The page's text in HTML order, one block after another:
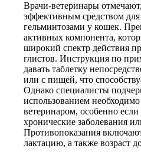
Врачи-ветеринары
эффективным средством
гельминтозами у кошек.
активных компонента,
широкий спектр действия
глистов. Инструкция по
давать таблетку
или с пищей, что
Однако специалисты
использованием необходимо
ветеринаром, особенно
хронические заболевания
Противопоказания
лактацию, а также возраст